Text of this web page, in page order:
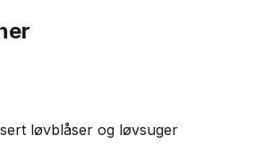
løvblåser og løvsuger